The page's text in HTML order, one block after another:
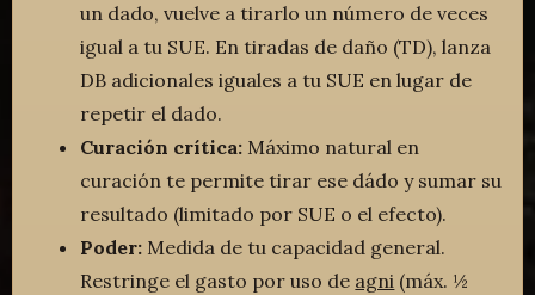
un dado, vuelve a tirarlo un número de veces
igual a tu SUE. En tiradas de daño (TD), lanza
DB adicionales iguales a tu SUE en lugar de
repetir el dado.
Curación crítica: Máximo natural en
curación te permite tirar ese dádo y sumar su
resultado (limitado por SUE o el efecto).
Poder: Medida de tu capacidad general.
Restringe el gasto por uso de agni (máx. ½